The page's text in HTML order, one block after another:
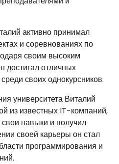
активно принимал
и соревнованиях по
своим высоким
достигал отличных
своих однокурсников.
университета Виталий
из известных IT-компаний,
навыки и получил
своей карьеры он стал
программирования и